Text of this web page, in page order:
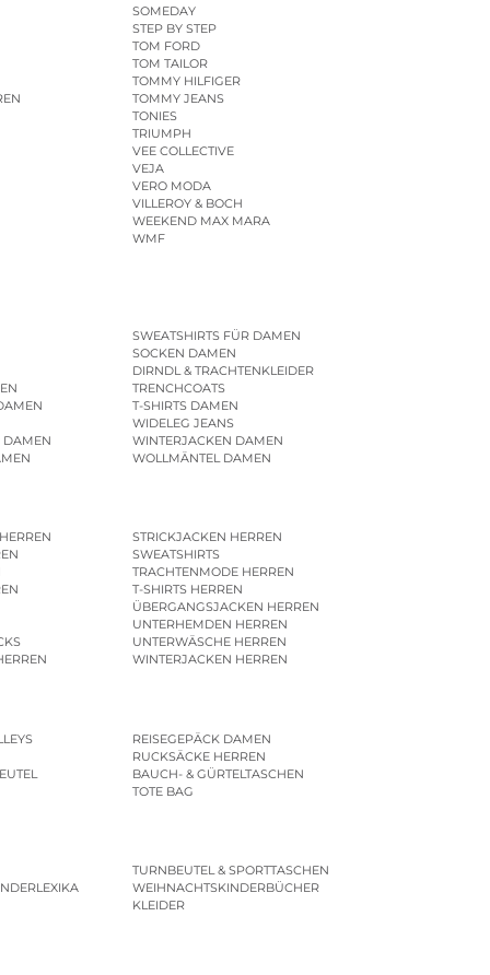
SOMEDAY
STEP BY STEP
TOM FORD
TOM TAILOR
TOMMY HILFIGER
TOMMY JEANS
TONIES
TRIUMPH
VEE COLLECTIVE
VEJA
VERO MODA
VILLEROY & BOCH
WEEKEND MAX MARA
WMF
DAMEN
SWEATSHIRTS FÜR DAMEN
SOCKEN DAMEN
DIRNDL & TRACHTENKLEIDER
TRENCHCOATS
T-SHIRTS DAMEN
WIDELEG JEANS
WINTERJACKEN DAMEN
WOLLMÄNTEL DAMEN
STRICKJACKEN HERREN
SWEATSHIRTS
TRACHTENMODE HERREN
T-SHIRTS HERREN
ÜBERGANGSJACKEN HERREN
UNTERHEMDEN HERREN
UNTERWÄSCHE HERREN
WINTERJACKEN HERREN
REISEGEPÄCK DAMEN
RUCKSÄCKE HERREN
BAUCH- & GÜRTELTASCHEN
TOTE BAG
TURNBEUTEL & SPORTTASCHEN
WEIHNACHTSKINDERBÜCHER
KLEIDER